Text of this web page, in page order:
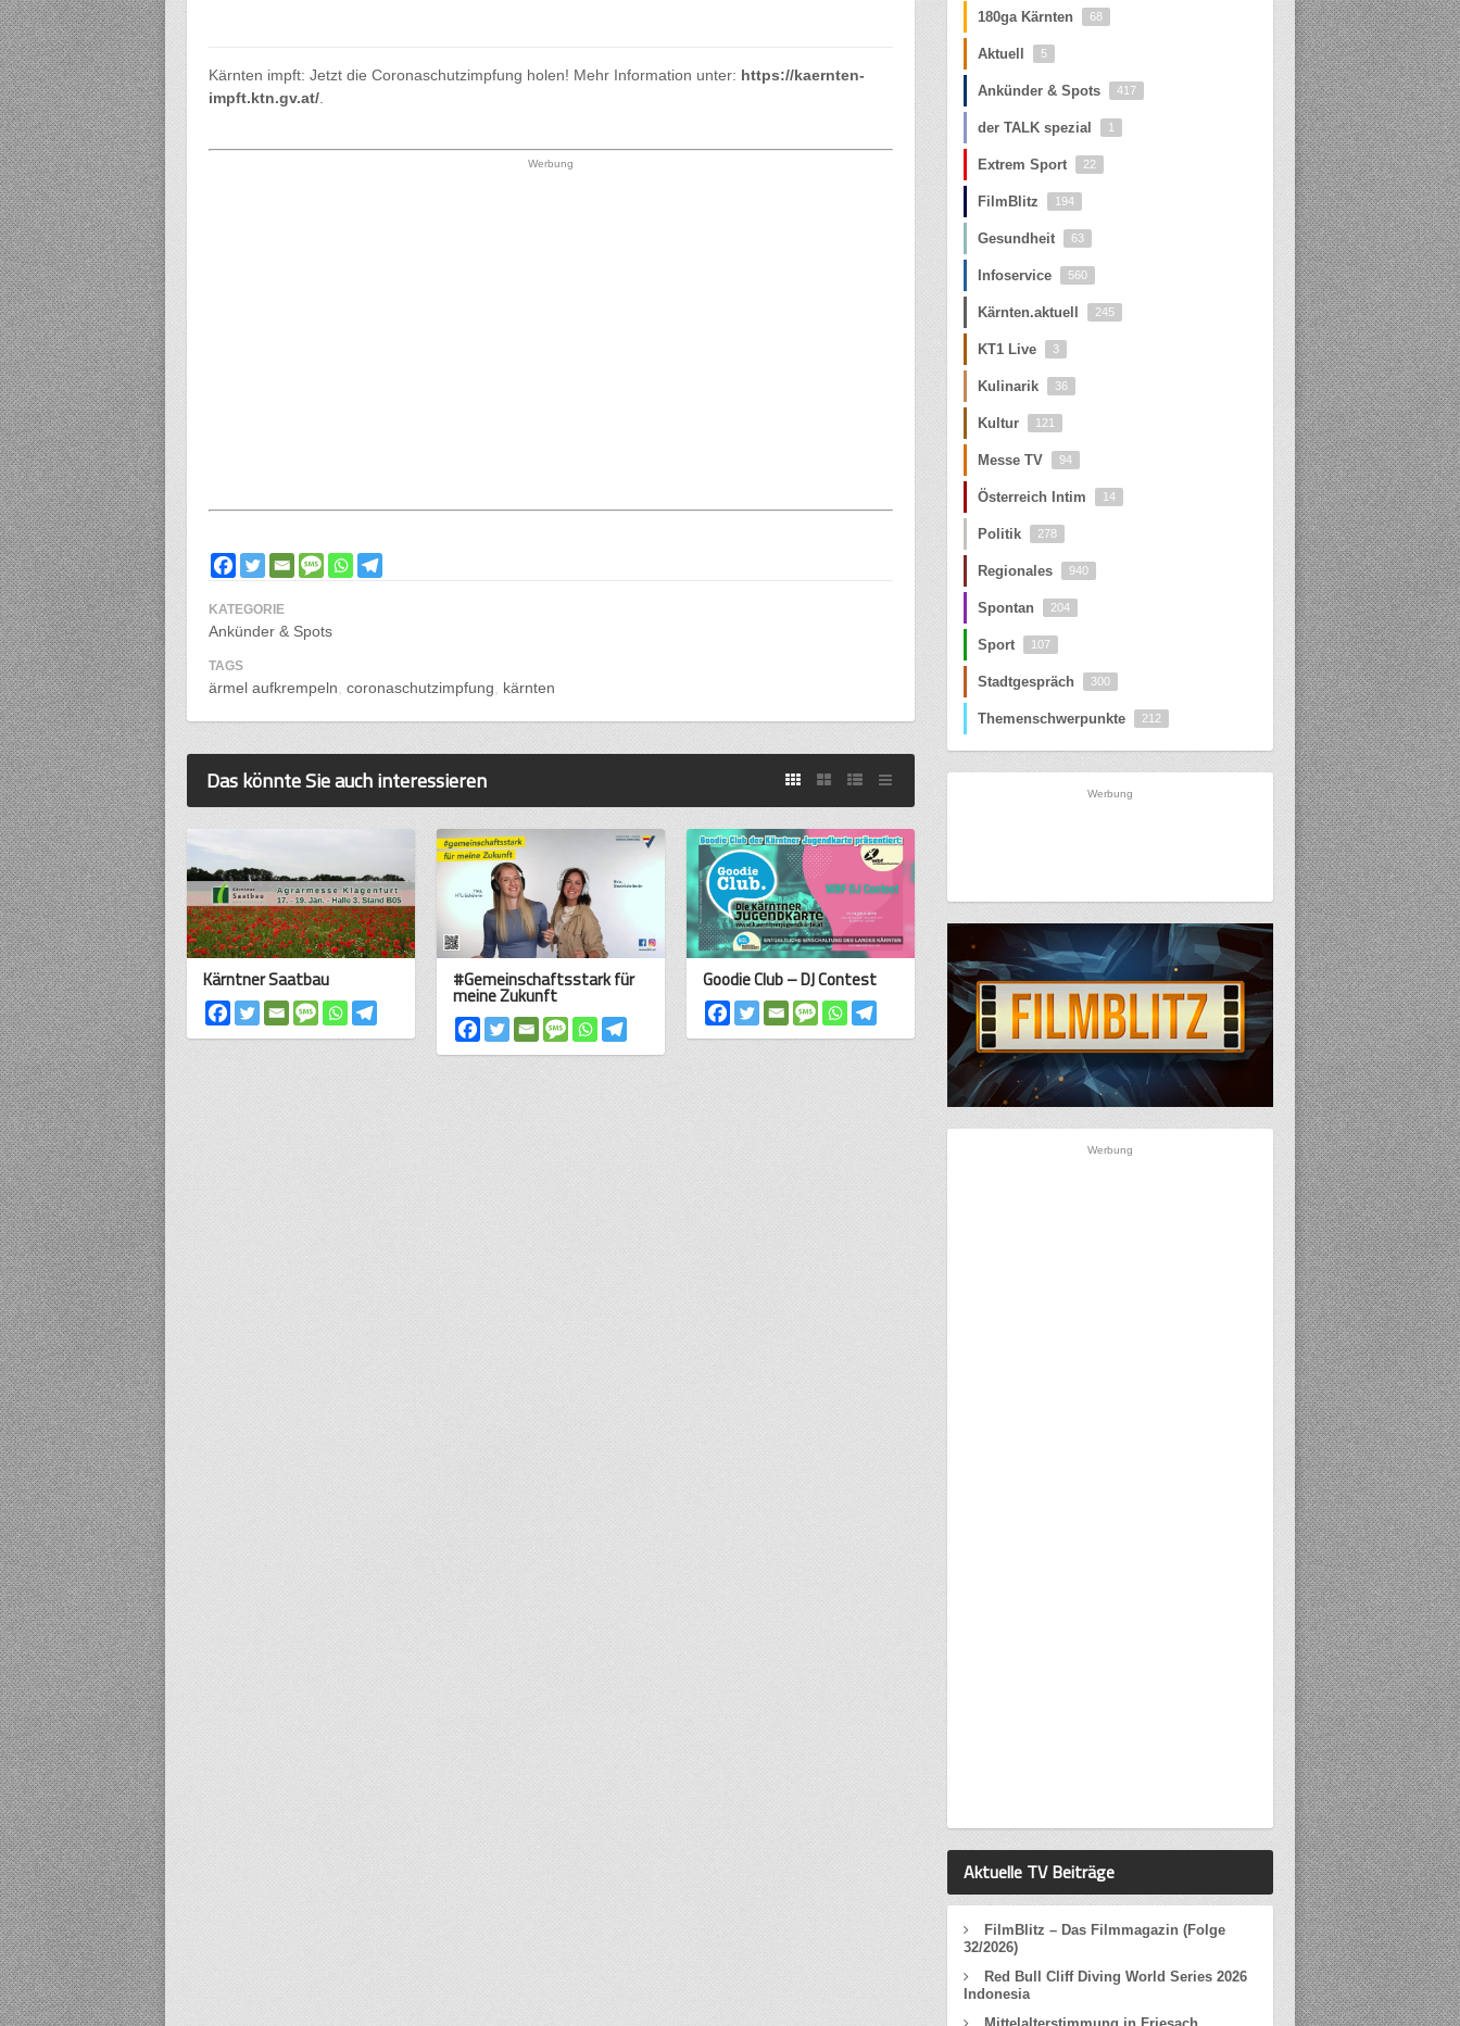
Kärnten impft: Jetzt die Coronaschutzimpfung holen! Mehr Information unter: https://kaernten-
impft.ktn.gv.at/.
Werbung
KATEGORIE
Ankünder & Spots
TAGS
ärmel aufkrempeln coronaschutzimpfung kärnten
Das könnte Sie auch interessieren
Kärntner Saatbau #Gemeinschaftsstark für
meine Zukunft
Goodie Club – DJ Contest
180ga Kärnten 68
Aktuell 5
Ankünder & Spots 417
der TALK spezial 1
Extrem Sport 22
FilmBlitz 194
Gesundheit 63
Infoservice 560
Kärnten.aktuell 245
KT1 Live 3
Kulinarik 36
Kultur 121
Messe TV 94
Österreich Intim 14
Politik 278
Regionales 940
Spontan 204
Sport 107
Stadtgespräch 300
Themenschwerpunkte 212
Werbung
Werbung
Aktuelle TV Beiträge
FilmBlitz – Das Filmmagazin (Folge
32/2026)
Red Bull Cliff Diving World Series 2026
Indonesia